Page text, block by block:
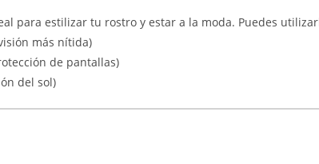
para estilizar tu rostro y estar a la moda. Puedes
más nítida)
de pantallas)
del sol)